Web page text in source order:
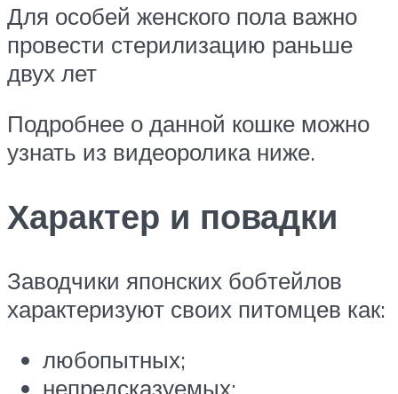
Для особей женского пола важно
провести стерилизацию раньше
двух лет
Подробнее о данной кошке можно
узнать из видеоролика ниже.
Характер и повадки
Заводчики японских бобтейлов
характеризуют своих питомцев как:
любопытных;
непредсказуемых;